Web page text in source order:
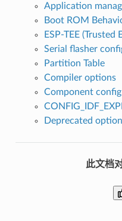
Application
Boot ROM
ESP-TEE
Serial flasher
Partition Table
Compiler options
Component config
Deprecated
此文档